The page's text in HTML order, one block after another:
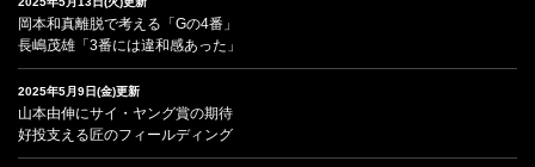
岡本和真離脱で考える「Gの4番」
長嶋茂雄「3番には違和感あった」
2025年5月9日(金)更新
山本由伸にサイ・ヤング賞の期待
好投支える匠のフィールディング